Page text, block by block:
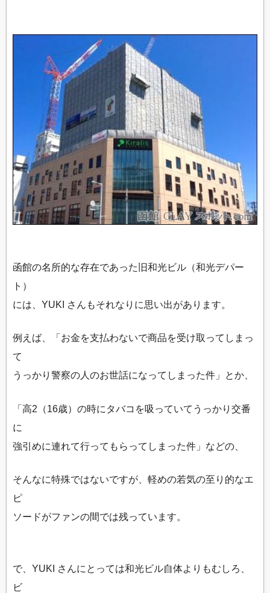
函館の名所的な存在であった旧和光ビル（和光デパー
ト）
には、YUKI さんもそれなりに思い出があります。
例えば、「お金を支払わないで商品を受け取ってしまっ
て
うっかり警察の人のお世話になってしまった件」とか、
「高2（16歳）の時にタバコを吸っていてうっかり交番
に
強引めに連れて行ってもらってしまった件」などの、
そんなに特殊ではないですが、軽めの若気の至り的なエ
ピ
ソードがファンの間では残っています。
で、YUKI さんにとっては和光ビル自体よりもむしろ、
ビ